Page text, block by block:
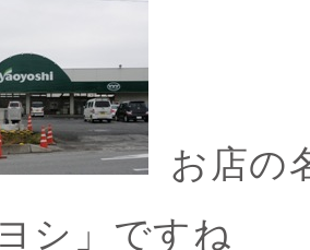
お店の
シ」ですね